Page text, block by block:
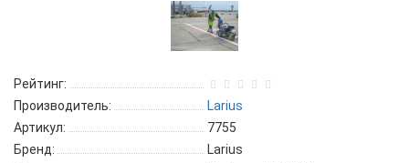
Рейтинг:
Производитель:
Larius
Артикул:
7755
Бренд:
Larius